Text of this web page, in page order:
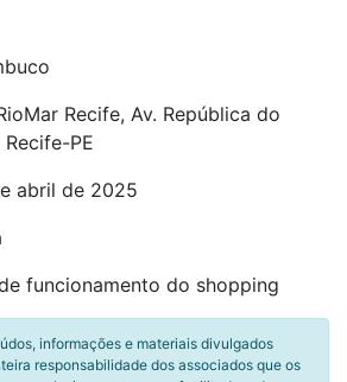
Recife, Av. República do
PE
abril de 2025
funcionamento do shopping
informações e materiais divulgados
responsabilidade dos associados que os